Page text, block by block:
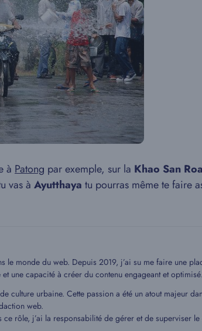
à Patong par exemple, sur la Khao San
vas à Ayutthaya tu pourras même te faire
monde du web. Depuis 2019, j’ai su me faire une
une capacité à créer du contenu engageant et optimisé.
culture urbaine. Cette passion a été un atout majeur
web.
rôle, j’ai la responsabilité de gérer et de superviser le